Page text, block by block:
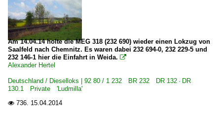
Am 14.04.14 holte die MEG 318 (232 690) wieder einen Lokzug von
Saalfeld nach Chemnitz. Es waren dabei 232 694-0, 232 229-5 und
232 146-1 hier die Einfahrt in Weida. 
Alexander Hertel
Deutschland / Dieselloks | 92 80 / 1 232 BR 232 DR 132 · DR
130.1 Private 'Ludmilla'
 736. 15.04.2014